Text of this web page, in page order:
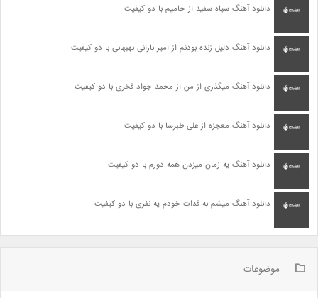
دانلود آهنگ سیاه سفید از حامیم با دو کیفیت
دانلود آهنگ دلیل زنده بودنم از امیر بارانی بهبهانی با دو کیفیت
دانلود آهنگ میگذری از من از محمد جواد فخری با دو کیفیت
دانلود آهنگ معجزه از علی طبرسا با دو کیفیت
دانلود آهنگ یه زمان میزدن همه دورم با دو کیفیت
دانلود آهنگ میشم به فدات خودم یه نفری با دو کیفیت
موضوعات